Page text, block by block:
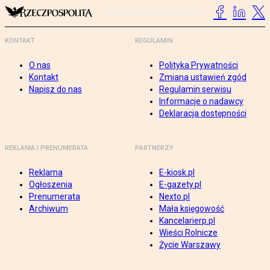
KONTAKT
O nas
Kontakt
Napisz do nas
REGULAMIN
Polityka Prywatności
Zmiana ustawień zgód
Regulamin serwisu
Informacje o nadawcy
Deklaracja dostępności
REKLAMA I PRENUMERATA
Reklama
Ogłoszenia
Prenumerata
Archiwum
PARTNERZY
E-kiosk.pl
E-gazety.pl
Nexto.pl
Mała księgowość
Kancelarierp.pl
Wieści Rolnicze
Życie Warszawy